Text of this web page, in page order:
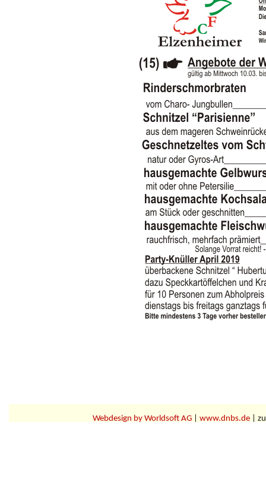
Webdesign by Worldsoft AG| www.dnbs.de|